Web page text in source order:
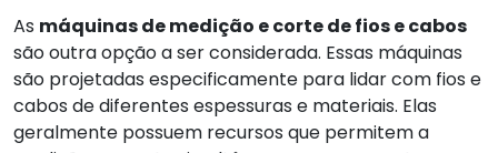
As máquinas de medição e corte de fios e cabos
são outra opção a ser considerada. Essas máquinas
são projetadas especificamente para lidar com fios e
cabos de diferentes espessuras e materiais. Elas
geralmente possuem recursos que permitem a